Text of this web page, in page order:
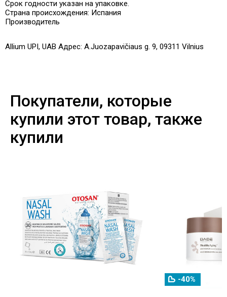
Срок годности указан на упаковке.
Страна происхождения: Испания
Производитель
Allium UPI, UAB Адрес: A.Juozapavičiaus g. 9, 09311 Vilnius
Покупатели, которые
купили этот товар, также
купили
-40%